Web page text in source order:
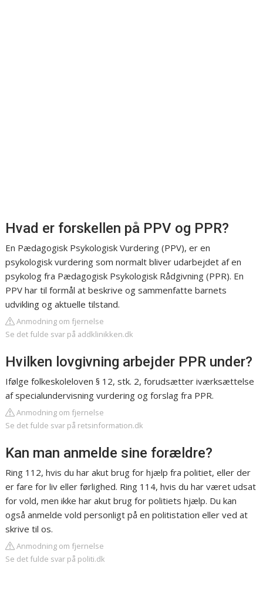
Hvad er forskellen på PPV og PPR?
En Pædagogisk Psykologisk Vurdering (PPV), er en
psykologisk vurdering som normalt bliver udarbejdet af en
psykolog fra Pædagogisk Psykologisk Rådgivning (PPR). En
PPV har til formål at beskrive og sammenfatte barnets
udvikling og aktuelle tilstand.
Anmodning om fjernelse
Se det fulde svar på addklinikken.dk
Hvilken lovgivning arbejder PPR under?
Ifølge folkeskoleloven § 12, stk. 2, forudsætter iværksættelse
af specialundervisning vurdering og forslag fra PPR.
Anmodning om fjernelse
Se det fulde svar på retsinformation.dk
Kan man anmelde sine forældre?
Ring 112, hvis du har akut brug for hjælp fra politiet, eller der
er fare for liv eller førlighed. Ring 114, hvis du har været udsat
for vold, men ikke har akut brug for politiets hjælp. Du kan
også anmelde vold personligt på en politistation eller ved at
skrive til os.
Anmodning om fjernelse
Se det fulde svar på politi.dk